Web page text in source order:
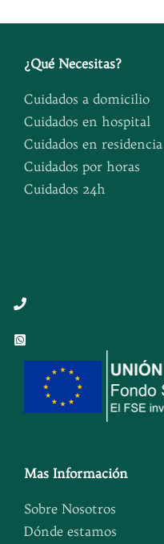
¿Qué Necesitas?
Cuidados a domicilio
Cuidados en hospital
Cuidados en residencia
Cuidados por horas
Cuidados 24h
Mas Información
Sobre Nosotros
Dónde estamos
Button
Button